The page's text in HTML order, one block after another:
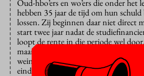
Oud-hbo’ers en wo’ers die onder het
hebben 35 jaar de tijd om hun
lossen. Zij beginnen daar niet direct
start twee jaar nadat de
loopt de rente in die periode wel
maandbedrag is afhankelijk van het
weinig verdient betaalt niets terug. Als
eindigt, wordt een eventuele restschuld